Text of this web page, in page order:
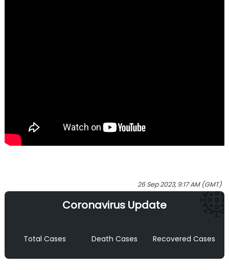
26 Sep 2023, 9:17 AM (GMT)
Coronavirus Update
Total Cases Death Cases Recovered Cases